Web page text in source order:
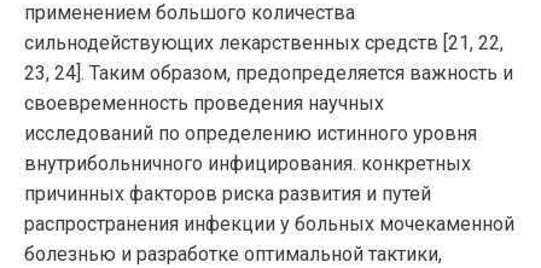
применением большого количества
сильнодействующих лекарственных средств [21, 22,
23, 24]. Таким образом, предопределяется важность и
своевременность проведения научных
исследований по определению истинного уровня
внутрибольничного инфицирования. конкретных
причинных факторов риска развития и путей
распространения инфекции у больных мочекаменной
болезнью и разработке оптимальной тактики,